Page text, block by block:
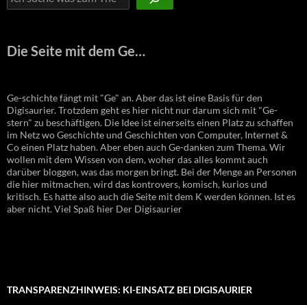
Die Seite mit dem Ge…
Ge-schichte fängt mit "Ge" an. Aber das ist eine Basis für den
Digisaurier. Trotzdem geht es hier nicht nur darum sich mit "Ge-
stern" zu beschäftigen. Die Idee ist einerseits einen Platz zu schaffen
im Netz wo Geschichte und Geschichten von Computer, Internet &
Co einen Platz haben. Aber eben auch Ge-danken zum Thema. Wir
wollen mit dem Wissen von dem, woher das alles kommt auch
darüber bloggen, was das morgen bringt. Bei der Menge an Personen
die hier mitmachen, wird das kontrovers, komisch, kurios und
kritisch. Es hatte also auch die Seite mit dem K werden können. Ist es
aber nicht. Viel Spaß hier Der Digisaurier
TRANSPARENZHINWEIS: KI-EINSATZ BEI DIGISAURIER